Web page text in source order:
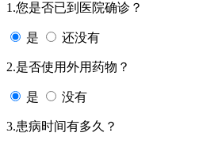
1.您是否已到医院确诊？
是 还没有
2.是否使用外用药物？
是 没有
3.患病时间有多久？